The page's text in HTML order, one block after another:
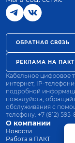
О компании
Новости
Работа в ПАКТ
ОБРАТНАЯ СВЯЗЬ
РЕКЛАМА НА ПАКТ
Кабельное цифровое
интернет, IP-
подробной
пожалуйста,
обслуживания с
телефону: +7 (812) 595-